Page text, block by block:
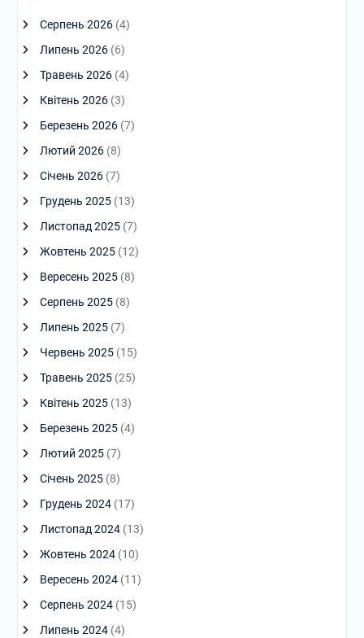
Серпень 2026(4)
Липень 2026(6)
Травень 2026(4)
Квітень 2026(3)
Березень 2026(7)
Лютий 2026(8)
Січень 2026(7)
Грудень 2025(13)
Листопад 2025(7)
Жовтень 2025(12)
Вересень 2025(8)
Серпень 2025(8)
Липень 2025(7)
Червень 2025(15)
Травень 2025(25)
Квітень 2025(13)
Березень 2025(4)
Лютий 2025(7)
Січень 2025(8)
Грудень 2024(17)
Листопад 2024(13)
Жовтень 2024(10)
Вересень 2024(11)
Серпень 2024(15)
Липень 2024(4)